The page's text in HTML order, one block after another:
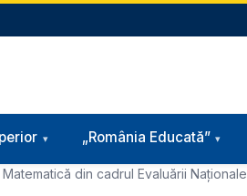
„România Educată”
din cadrul Evaluării